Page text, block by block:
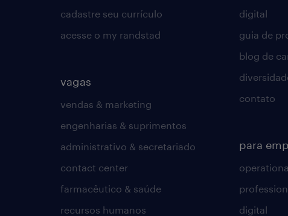
cadastre seu currículo
acesse o my randstad
vagas
vendas & marketing
engenharias & suprimentos
administrativo & secretariado
contact center
farmacêutico & saúde
recursos humanos
digital
guia de
blog de
contato
para
digital